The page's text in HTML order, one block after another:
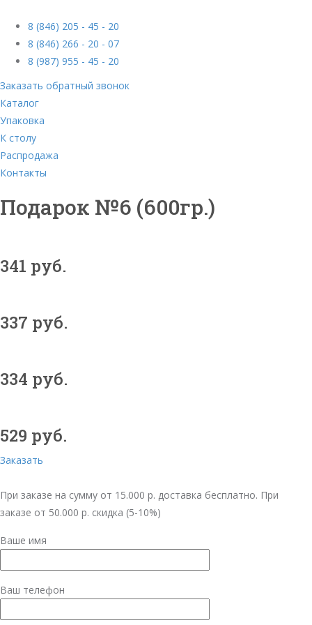
8 (846) 205 - 45 - 20
8 (846) 266 - 20 - 07
8 (987) 955 - 45 - 20
Заказать обратный звонок
Каталог
Упаковка
К столу
Распродажа
Контакты
Подарок №6 (600гр.)
341 руб.
337 руб.
334 руб.
529 руб.
Заказать
При заказе на сумму от 15.000 р. доставка бесплатно. При
заказе от 50.000 р. скидка (5-10%)
Ваше имя
Ваш телефон